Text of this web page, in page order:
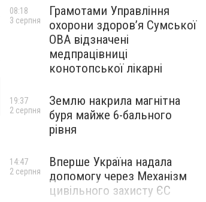
Грамотами Управління
охорони здоров’я Сумської
ОВА відзначені
медпрацівниці
конотопської лікарні
08:18
3 серпня
Землю накрила магнітна
буря майже 6-бального
рівня
19:37
2 серпня
Вперше Україна надала
допомогу через Механізм
цивільного захисту ЄС
14:47
2 серпня